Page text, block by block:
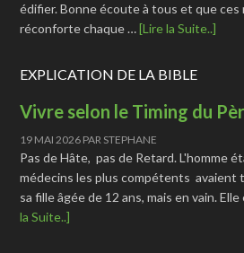
édifier. Bonne écoute à tous et que ces
réconforte chaque …[Lire la Suite..]
EXPLICATION DE LA BIBLE
Vivre selon le Timing du
19 MAI 2026 PAR STEPHANE
Pas de Hâte, pas de Retard. L'homme
médecins les plus compétents avaient
sa fille âgée de 12 ans, mais en vain.
la Suite..]